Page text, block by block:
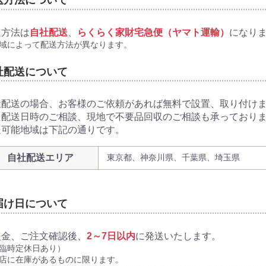
東京都限定商品
神奈川県限定商品
埼玉県限定商品
千葉県限定商品
)
法は自社配送 らくらく家財宅急便（ヤマト運輸） になりま
によって配送方法が異なります。
配送について
送の場合、お客様のご依頼があれば無料で設置、取り付けま
送日時のご相談、現地で不要品回収のご相談も承っておりま
能地域は下記の通りです。
自社配送エリア 東京都、神奈川県、千葉県、埼玉県
け日について
、ご注文確認後、2～7日以内に発送いたします。
時定休日あり）
に在庫があるものに限ります。